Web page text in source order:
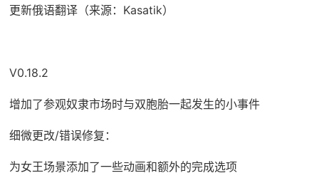
更新俄语翻译（来源：Kasatik）
V0.18.2
增加了参观奴隶市场时与双胞胎一起发生的小事件
细微更改/错误修复：
为女王场景添加了一些动画和额外的完成选项